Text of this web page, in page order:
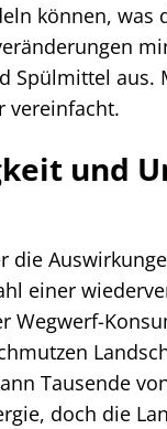
können, was
Spülmittel
vereinfacht.
und
die
einer
Wegwerf-
Tausende
doch die